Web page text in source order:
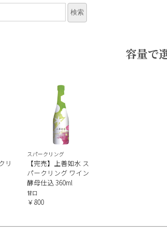
容量
リ
スパークリング
【完売】上善如水 ス
パークリング ワイン
酵母仕込 360ml
甘口
￥800